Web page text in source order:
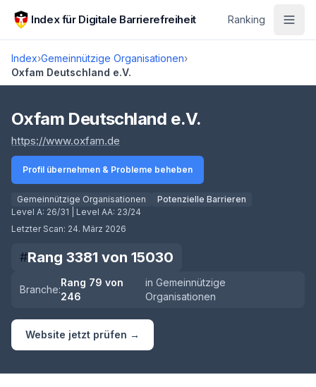
Zum Hauptinhalt springen
Index für Digitale Barrierefreiheit Ranking
Index›Gemeinnützige Organisationen›
Oxfam Deutschland e.V.
Score lädt
Oxfam Deutschland e.V.
https://www.oxfam.de
Profil übernehmen & Probleme beheben
Gemeinnützige Organisationen
Potenzielle Barrieren
Level A: 26/31 | Level AA: 23/24
Letzter Scan: 24. März 2026
#Rang 3381 von 15030
Branche:
Rang 79 von
246
in Gemeinnützige
Organisationen
Website jetzt prüfen →